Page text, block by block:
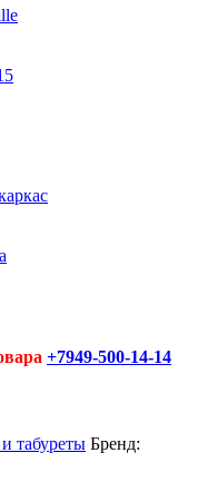
+7949-500-14-14
табуреты Бренд: